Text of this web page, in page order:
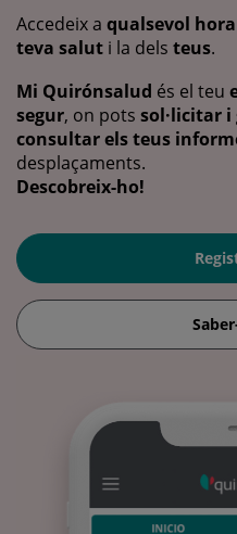
Accedeix a qualsevol hora
teva salut i la dels teus.
Mi Quirónsalud és el teu
segur, on pots sol·licitar i
consultar els teus
desplaçaments.
Descobreix-ho!